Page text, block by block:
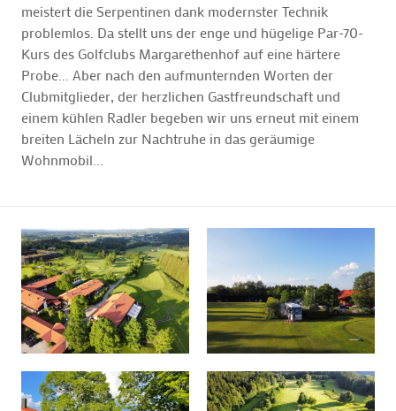
meistert die Serpentinen dank modernster Technik
problemlos. Da stellt uns der enge und hügelige Par-70-
Kurs des Golfclubs Margarethenhof auf eine härtere
Probe... Aber nach den aufmunternden Worten der
Clubmitglieder, der herzlichen Gastfreundschaft und
einem kühlen Radler begeben wir uns erneut mit einem
breiten Lächeln zur Nachtruhe in das geräumige
Wohnmobil...